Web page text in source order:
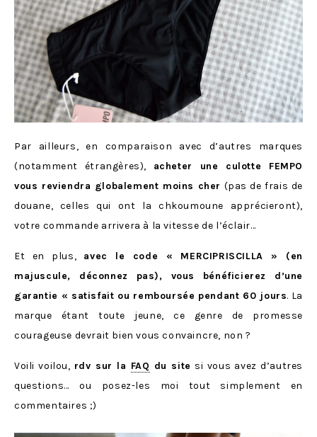
Par ailleurs, en comparaison avec d’autres marques
(notamment étrangères), acheter une culotte FEMPO
vous reviendra globalement moins cher (pas de frais de
douane, celles qui ont la chkoumoune apprécieront),
votre commande arrivera à la vitesse de l’éclair…
Et en plus, avec le code « MERCIPRISCILLA » (en
majuscule, déconnez pas), vous bénéficierez d’une
garantie « satisfait ou remboursée pendant 60 jours. La
marque étant toute jeune, ce genre de promesse
courageuse devrait bien vous convaincre, non ?
Voili voilou, rdv sur la FAQ du site si vous avez d’autres
questions… ou posez-les moi tout simplement en
commentaires ;)